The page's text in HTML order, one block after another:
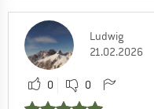
Ludwig
21.02.2026
0 0